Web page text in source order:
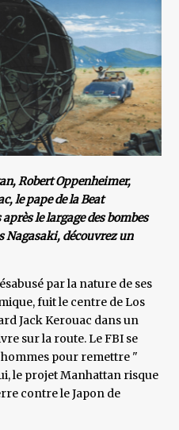
Robert Oppenheimer,
le pape de la Beat
le largage des bombes
découvrez un
par la nature de ses
fuit le centre de Los
Jack Kerouac dans un
sur la route. Le FBI se
pour remettre "
le projet Manhattan risque
contre le Japon de